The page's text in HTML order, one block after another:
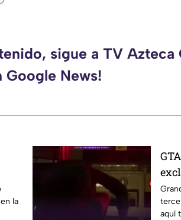
sigue a TV Azteca
Google News!
la
aquí